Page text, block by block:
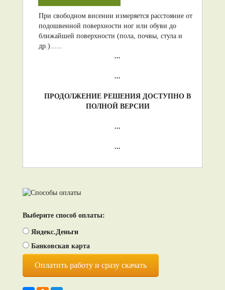
При свободном висении измеряется расстояние от
подошвенной поверхности ног или обуви до
ближайшей поверхности (пола, почвы, стула и
др.)......
...
...
ПРОДОЛЖЕНИЕ РЕШЕНИЯ ДОСТУПНО В
ПОЛНОЙ ВЕРСИИ
...
...
Выберите способ оплаты:
Яндекс.Деньги
Банковская карта